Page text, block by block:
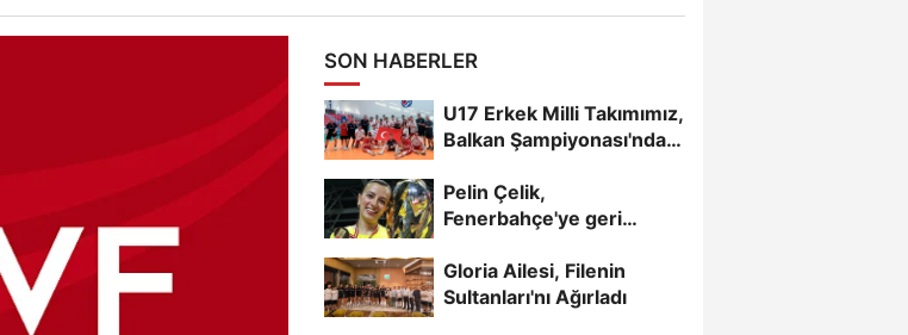
SON HABERLER
U17 Erkek Milli Takımımız,
Balkan Şampiyonası'nda
Pelin Çelik,
Fenerbahçe'ye geri
Gloria Ailesi, Filenin
Sultanları'nı Ağırladı